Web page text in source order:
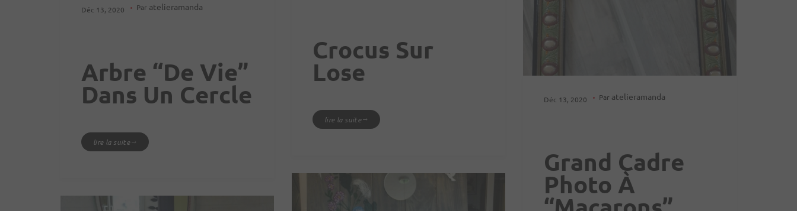
Crocus Sur
Lose
lire la suite
Déc 13, 2020 Par atelieramanda
Arbre “de Vie”
Dans Un Cercle
lire la suite
Déc 13, 2020 Par atelieramanda
Grand Cadre
Photo À